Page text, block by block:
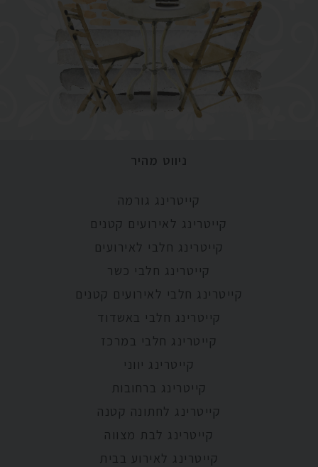
ניווט מהיר
קייטרינג גורמה
קייטרינג לאירועים קטנים
קייטרינג חלבי לאירועים
קייטרינג חלבי כשר
קייטרינג חלבי לאירועים קטנים
קייטרינג חלבי באשדוד
קייטרינג חלבי במרכז
קייטרינג יווני
קייטרינג ברחובות
קייטרינג לחתונה קטנה
קייטרינג לבת מצווה
קייטרינג לאירוע בבית